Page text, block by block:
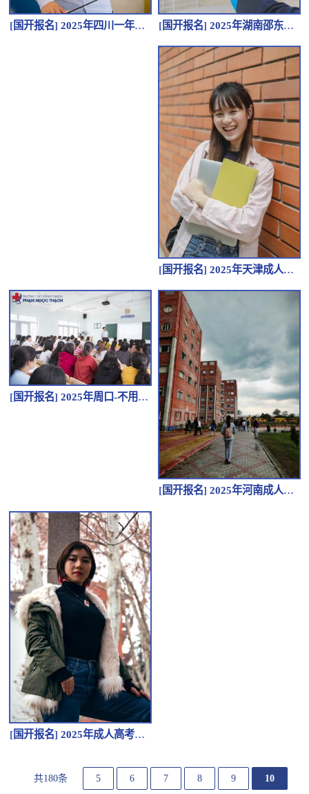
[国开报名]2025年四川一年制中专学历现在可以报名吗 [国开报名]2025年湖南邵东市在哪里可以报名成人高考？有哪些条件？
[国开报名]2025年天津成人高考本科报名流程是怎么样的？在哪里报名？
[国开报名]2025年周口-不用考试-毕业双证
[国开报名]2025年河南成人学历提升上大专-咨询电话
[国开报名]2025年成人高考焦作市热门专业推荐
共180条 5 6 7 8 9 10